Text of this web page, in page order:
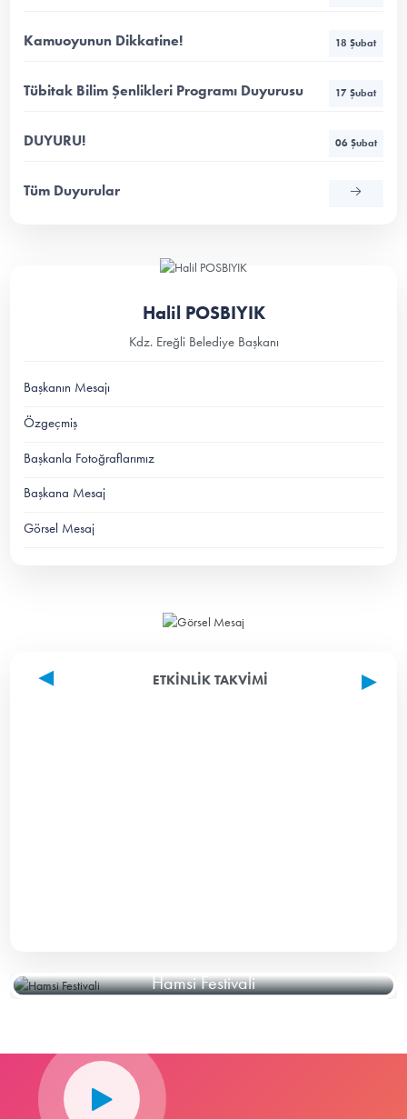
Kamuoyunun Dikkatine! 18 Şubat
Tübitak Bilim Şenlikleri Programı Duyurusu 17 Şubat
DUYURU! 06 Şubat
Tüm Duyurular
Halil POSBIYIK
Kdz. Ereğli Belediye Başkanı
Başkanın Mesajı
Özgeçmiş
Başkanla Fotoğraflarımız
Başkana Mesaj
Görsel Mesaj
ETKINLIK TAKVIMI
Hamsi Festivali